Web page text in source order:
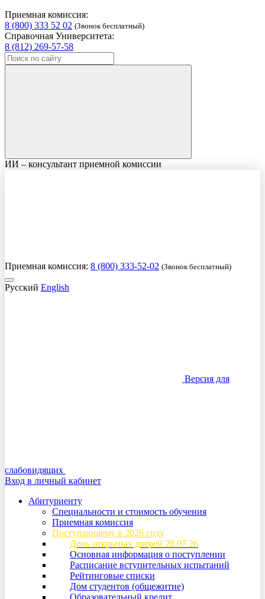
Приемная комиссия:
8 (800) 333 52 02 (Звонок бесплатный)
Справочная Университета:
8 (812) 269-57-58
ИИ – консультант приемной комиссии
Приемная комиссия: 8 (800) 333-52-02 (Звонок бесплатный)
Русский English
Версия для
слабовидящих
Вход в личный кабинет
Абитуриенту
Специальности и стоимость обучения
Приемная комиссия
Поступающему в 2026 году
День открытых дверей 28.07.26
Основная информация о поступлении
Расписание вступительных испытаний
Рейтинговые списки
Дом студентов (общежитие)
Образовательный кредит